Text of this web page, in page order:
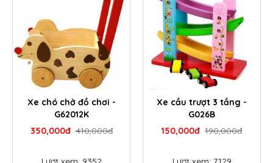
Xe chó chở đồ chơi -
G62012K
350,000đ 410,000đ
Xe cầu trượt 3 tầng -
G026B
150,000đ 190,000đ